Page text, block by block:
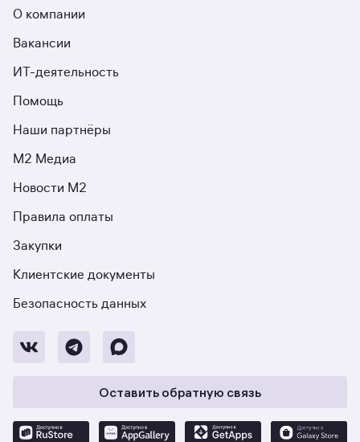
О компании
Вакансии
ИТ-деятельность
Помощь
Наши партнёры
М2 Медиа
Новости М2
Правила оплаты
Закупки
Клиентские документы
Безопасность данных
Оставить обратную связь